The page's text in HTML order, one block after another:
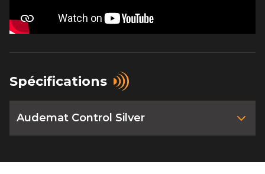
Spécifications
Audemat Control Silver